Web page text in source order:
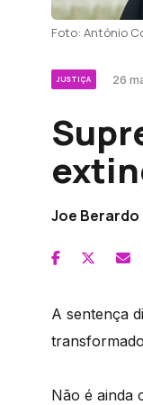
Foto: António
JUSTIÇA 26
Joe Berardo
A sentença
Não é ainda